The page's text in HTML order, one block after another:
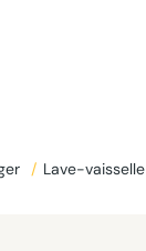
/ Lave-vaisselle